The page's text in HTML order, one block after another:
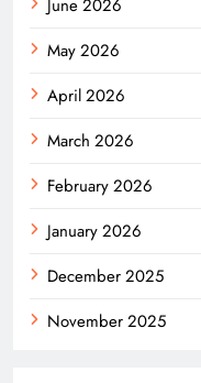
June 2026
May 2026
April 2026
March 2026
February 2026
January 2026
December 2025
November 2025